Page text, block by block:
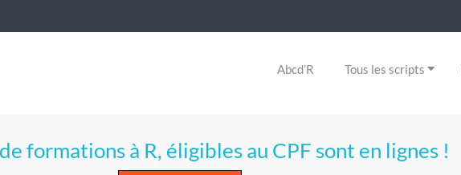
Abcd’R Tous les scripts
formations à R, éligibles au CPF sont en lignes !